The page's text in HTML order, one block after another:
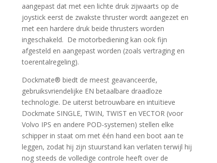
aangepast dat met een lichte druk zijwaarts op de
joystick eerst de zwakste thruster wordt aangezet en
met een hardere druk beide thrusters worden
ingeschakeld. De motorbediening kan ook fijn
afgesteld en aangepast worden (zoals vertraging en
toerentalregeling).
Dockmate® biedt de meest geavanceerde,
gebruiksvriendelijke EN betaalbare draadloze
technologie. De uiterst betrouwbare en intuïtieve
Dockmate SINGLE, TWIN, TWIST en VECTOR (voor
Volvo IPS en andere POD-systemen) stellen elke
schipper in staat om met één hand een boot aan te
leggen, zodat hij zijn stuurstand kan verlaten terwijl hij
nog steeds de volledige controle heeft over de